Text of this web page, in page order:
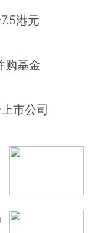
港元
购基金
市公司